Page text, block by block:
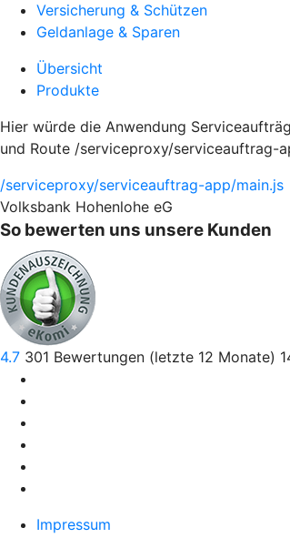
Versicherung & Schützen
Geldanlage & Sparen
Übersicht
Produkte
Hier würde die Anwendung
und Route /serviceproxy/serviceauftrag-
/serviceproxy/serviceauftrag-app/main.js
Volksbank Hohenlohe eG
So bewerten uns unsere Kunden
4.7 301 Bewertungen (letzte 12 Monate)
Impressum